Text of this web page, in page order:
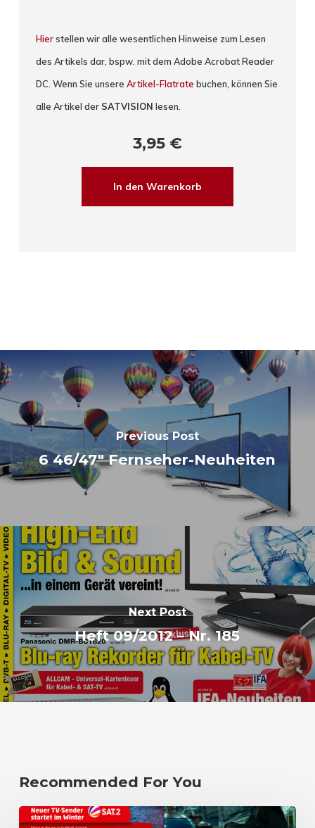
Hierstellen wir alle wesentlichen Hinweise zum Lesen
des Artikels dar, bspw. mit dem Adobe Acrobat Reader
DC. Wenn Sie unsereArtikel-Flatrate buchen, können Sie
alle Artikel der SATVISION lesen.
3,95 €
In den Warenkorb
Previous Post
6 46/47" Fernseher-Neuheiten
Next Post
Heft 09/2012 – Nr. 185
Recommended For You